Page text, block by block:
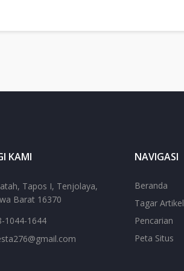
KAMI
Tapos I, Tenjolaya,
Barat 16370
1044-1644
NAVIGASI
Beranda
Tagar Artikel
Pencarian
Peta Situs